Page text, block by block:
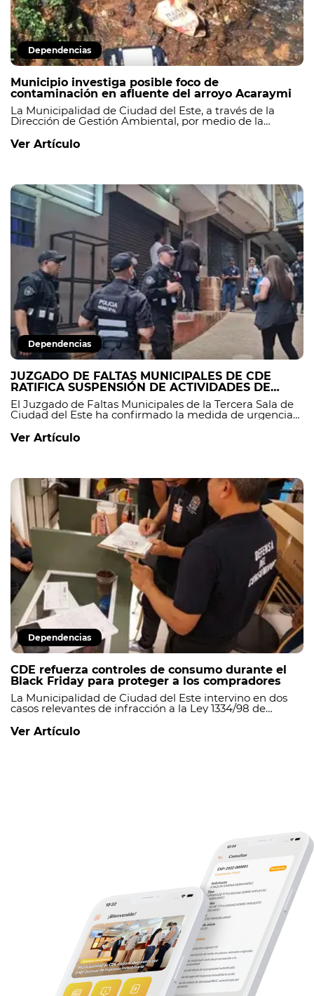
Dependencias
Municipio investiga posible foco de
contaminación en afluente del arroyo Acaraymi
La Municipalidad de Ciudad del Este, a través de la
Dirección de Gestión Ambiental, por medio de la
Ambiental y División de Salubridad e Higiene, con el
acompañamiento del Ministerio del Ambiente y
en las inmediaciones de un afluente del arroyo
Acaraymi, en base a denuncias recibidas vía redes
sociales por presunta contaminación del cauce.
Ver Artículo
Dependencias
JUZGADO DE FALTAS MUNICIPALES DE CDE
RATIFICA SUSPENSIÓN DE ACTIVIDADES DE
LOCAL COMERCIAL
El Juzgado de Faltas Municipales de la Tercera Sala de
Ciudad del Este ha confirmado la medida de urgencia
comercial por presunta transgresión de normativas
municipales.
Ver Artículo
Dependencias
CDE refuerza controles de consumo durante el
Black Friday para proteger a los compradores
La Municipalidad de Ciudad del Este intervino en dos
casos relevantes de infracción a la Ley 1334/98 de
Felicia Cel (Jevai Center) y Ónix Tech (Shopping
Alfonso).
Ver Artículo